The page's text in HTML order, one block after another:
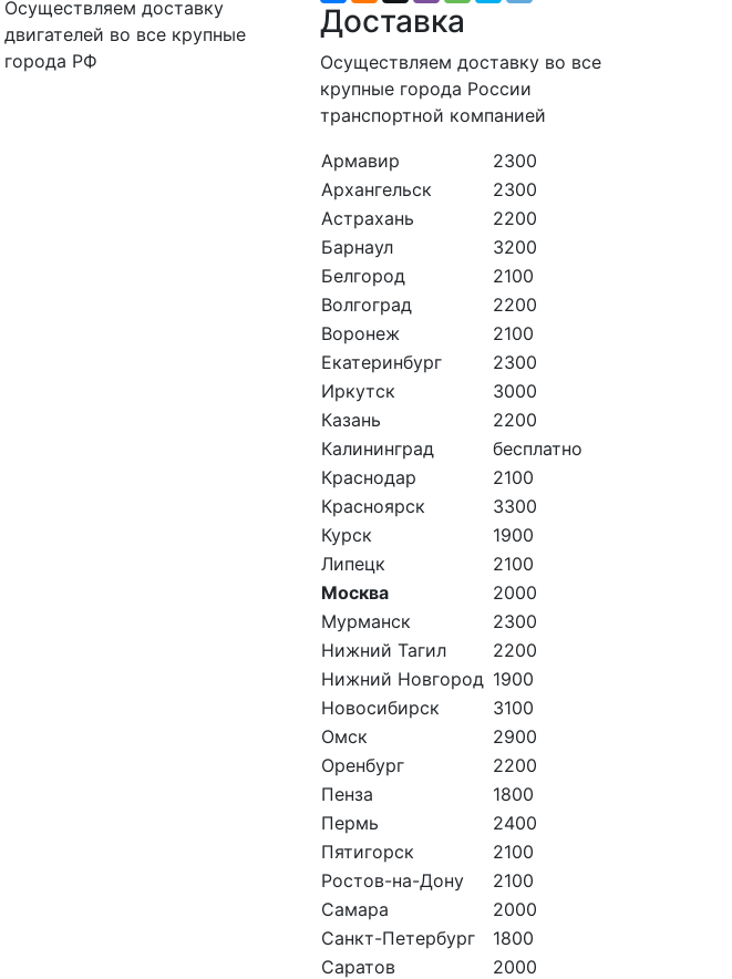
Осуществляем доставку
двигателей во все крупные
города РФ
Доставка
Осуществляем доставку во все
крупные города России
транспортной компанией
Армавир
2300
Архангельск
2300
Астрахань
2200
Барнаул
3200
Белгород
2100
Волгоград
2200
Воронеж
2100
Екатеринбург
2300
Иркутск
3000
Казань
2200
Калининград
бесплатно
Краснодар
2100
Красноярск
3300
Курск
1900
Липецк
2100
Москва
2000
Мурманск
2300
Нижний Тагил
2200
Нижний Новгород 1900
Новосибирск
3100
Омск
2900
Оренбург
2200
Пенза
1800
Пермь
2400
Пятигорск
2100
Ростов-на-Дону
2100
Самара
2000
Санкт-Петербург
1800
Саратов
2000